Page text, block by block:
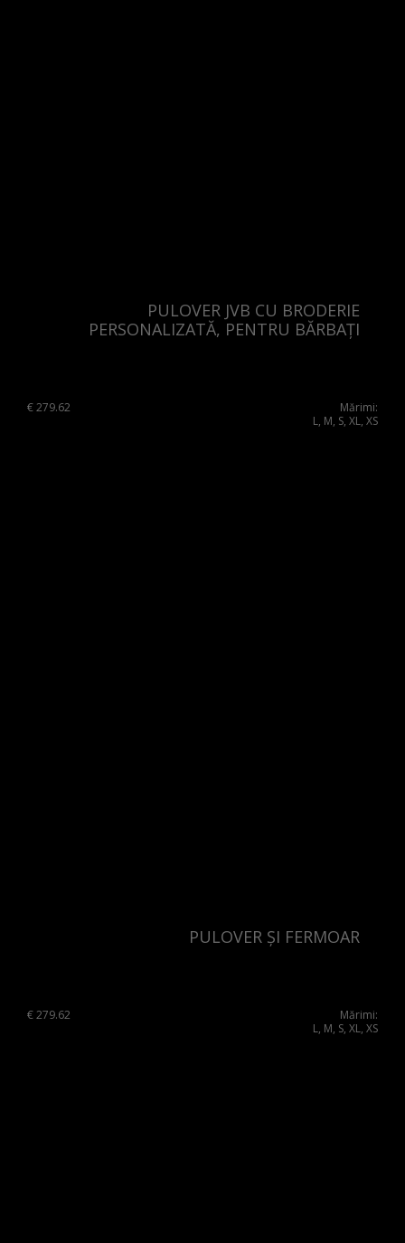
PULOVER JVB CU BRODERIE
PERSONALIZATĂ, PENTRU BĂRBAȚI
€279.62
Mărimi:
L, M, S, XL, XS
PULOVER ȘI FERMOAR
€279.62
Mărimi:
L, M, S, XL, XS